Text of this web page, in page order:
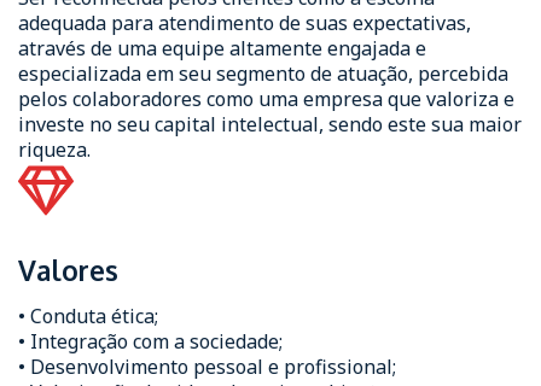
adequada para atendimento de suas expectativas,
através de uma equipe altamente engajada e
especializada em seu segmento de atuação, percebida
pelos colaboradores como uma empresa que valoriza e
investe no seu capital intelectual, sendo este sua maior
riqueza.
Valores
• Conduta ética;
• Integração com a sociedade;
• Desenvolvimento pessoal e profissional;